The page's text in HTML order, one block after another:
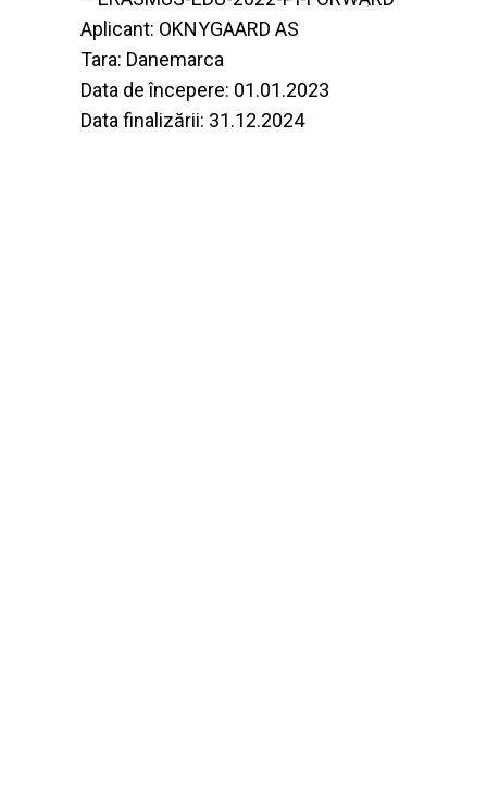
Aplicant: OKNYGAARD AS
Tara: Danemarca
Data de începere: 01.01.2023
Data finalizării: 31.12.2024